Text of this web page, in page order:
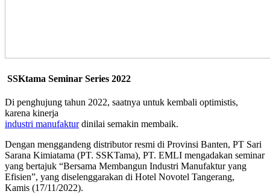
SSKtama Seminar Series 2022
Di penghujung tahun 2022, saatnya untuk kembali optimistis,
karena kinerja
industri manufakturdinilai semakin membaik.
Dengan menggandeng distributor resmi di Provinsi Banten, PT Sari
Sarana Kimiatama (PT. SSKTama), PT. EMLI mengadakan seminar
yang bertajuk “Bersama Membangun Industri Manufaktur yang
Efisien”, yang diselenggarakan di Hotel Novotel Tangerang,
Kamis (17/11/2022).